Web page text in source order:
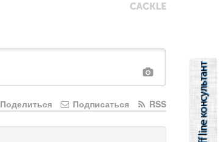
RSS
Подписаться
Поделиться